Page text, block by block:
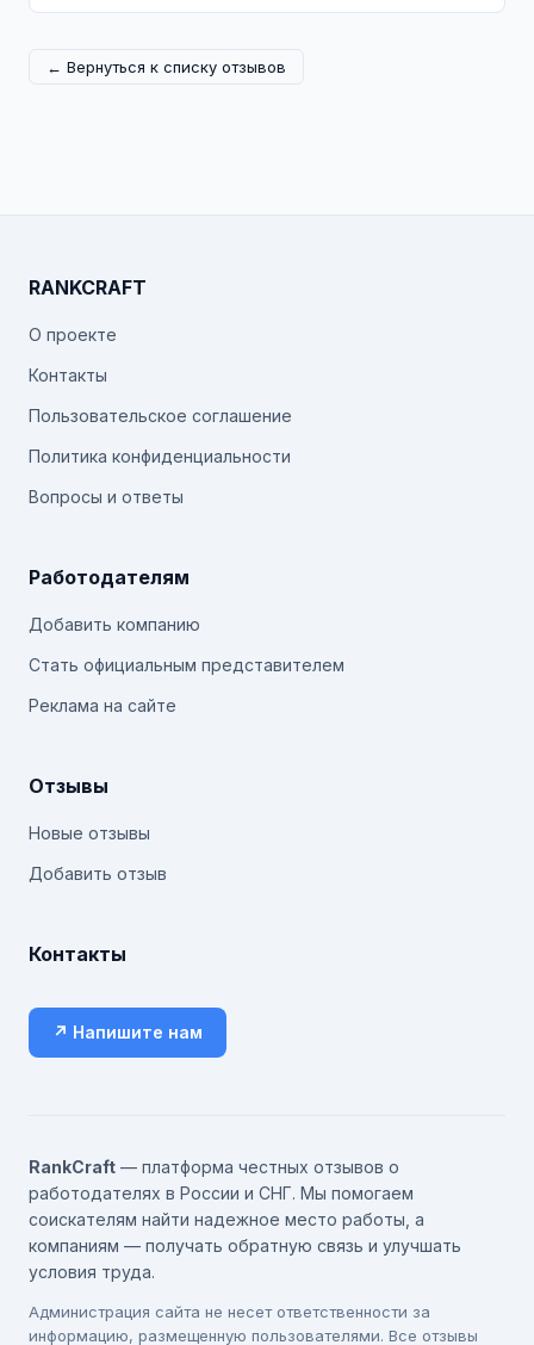
← Вернуться к списку отзывов
RANKCRAFT
О проекте
Контакты
Пользовательское соглашение
Политика конфиденциальности
Вопросы и ответы
Работодателям
Добавить компанию
Стать официальным представителем
Реклама на сайте
Отзывы
Новые отзывы
Добавить отзыв
Контакты
↗ Напишите нам
RankCraft — платформа честных отзывов о
работодателях в России и СНГ. Мы помогаем
соискателям найти надежное место работы, а
компаниям — получать обратную связь и улучшать
условия труда.
Администрация сайта не несет ответственности за
информацию, размещенную пользователями. Все отзывы